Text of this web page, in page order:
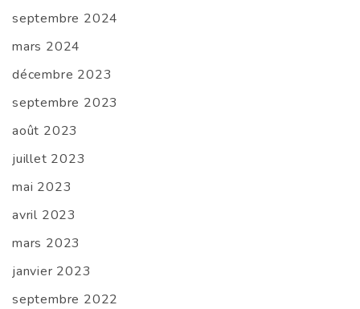
septembre 2024
mars 2024
décembre 2023
septembre 2023
août 2023
juillet 2023
mai 2023
avril 2023
mars 2023
janvier 2023
septembre 2022